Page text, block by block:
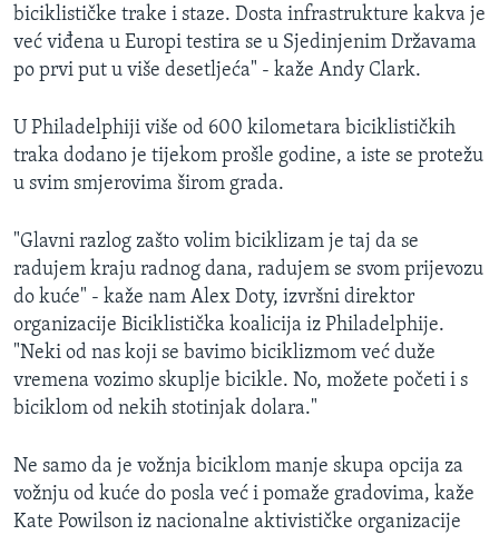
biciklističke trake i staze. Dosta infrastrukture kakva je
već viđena u Europi testira se u Sjedinjenim Državama
po prvi put u više desetljeća" - kaže Andy Clark.
U Philadelphiji više od 600 kilometara biciklističkih
traka dodano je tijekom prošle godine, a iste se protežu
u svim smjerovima širom grada.
"Glavni razlog zašto volim biciklizam je taj da se
radujem kraju radnog dana, radujem se svom prijevozu
do kuće" - kaže nam Alex Doty, izvršni direktor
organizacije Biciklistička koalicija iz Philadelphije.
"Neki od nas koji se bavimo biciklizmom već duže
vremena vozimo skuplje bicikle. No, možete početi i s
biciklom od nekih stotinjak dolara."
Ne samo da je vožnja biciklom manje skupa opcija za
vožnju od kuće do posla već i pomaže gradovima, kaže
Kate Powilson iz nacionalne aktivističke organizacije